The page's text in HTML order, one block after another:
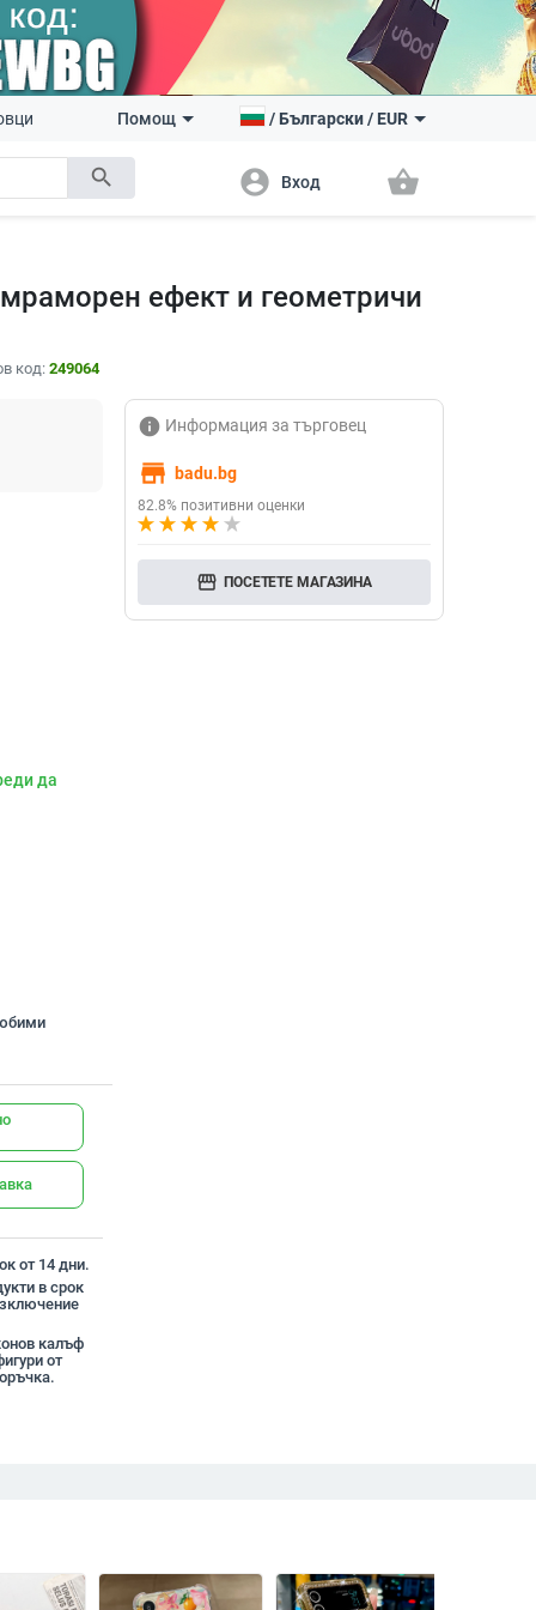
search
Помощ /Български/ EUR
account_circle Вход shopping_basket
ефект и геометричи
код: 249064
да
от 14 дни.
в срок
калъф
от
info Информация за търговец
store badu.bg
82.8% позитивни оценки
storefront ПОСЕТЕТЕ МАГАЗИНА